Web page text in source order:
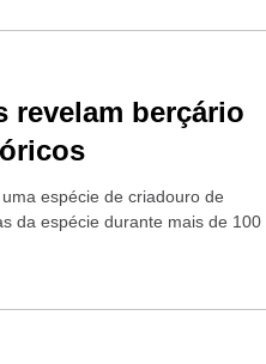
revelam berçário
espécie de criadouro de
da espécie durante mais de 100